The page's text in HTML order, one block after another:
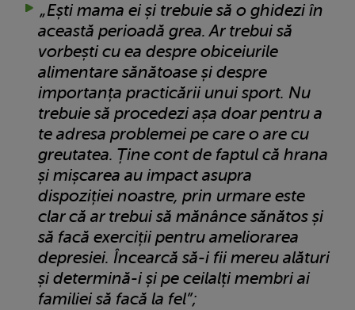
„Ești mama ei și trebuie să o ghidezi în
această perioadă grea. Ar trebui să
vorbești cu ea despre obiceiurile
alimentare sănătoase și despre
importanța practicării unui sport. Nu
trebuie să procedezi așa doar pentru a
te adresa problemei pe care o are cu
greutatea. Ține cont de faptul că hrana
și mișcarea au impact asupra
dispoziției noastre, prin urmare este
clar că ar trebui să mănânce sănătos și
să facă exerciții pentru ameliorarea
depresiei. Încearcă să-i fii mereu alături
și determină-i și pe ceilalți membri ai
familiei să facă la fel”;